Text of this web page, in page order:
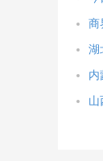
商
湖
内
山